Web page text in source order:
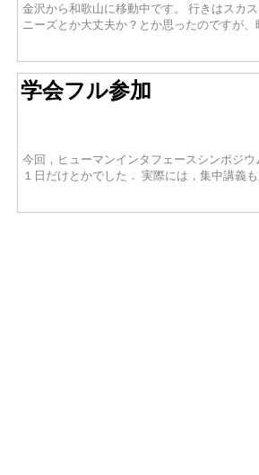
金沢から和歌山に移動中です。 行きはスカ
ニーズとか大丈夫か？とか思ったのですが
学会フル参加
今回，ヒューマンインタフェースシンポジ
１日だけとかでした． 実際には，集中講義